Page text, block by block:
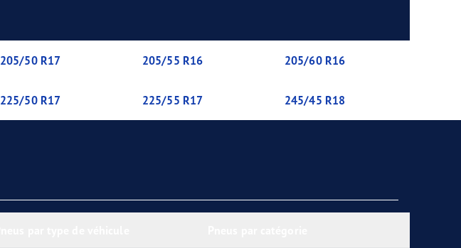
205/50 R17 205/55 R16 205/60 R16
225/50 R17 225/55 R17 245/45 R18